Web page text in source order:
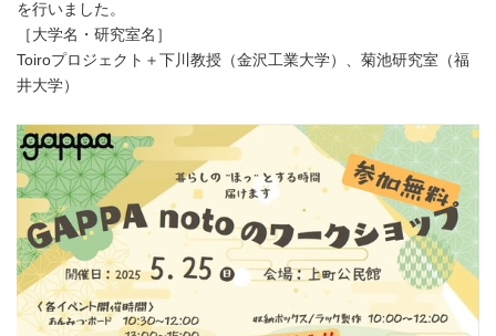
を行いました。
［大学名・研究室名］
Toiroプロジェクト＋下川教授（金沢工業大学）、菊池研究室（福
井大学）